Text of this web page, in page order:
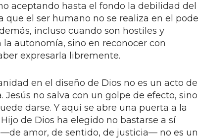
aceptando hasta el fondo la debilidad del
que el ser humano no se realiza en el
incluso cuando son hostiles y
autonomía, sino en reconocer con
expresarla libremente.
en el diseño de Dios no es un acto de
no salva con un golpe de efecto, sino
darse. Y aquí se abre una puerta a la
de Dios ha elegido no bastarse a sí
amor, de sentido, de justicia— no es un